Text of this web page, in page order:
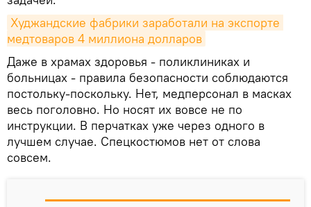
Худжандские фабрики заработали на экспорте
медтоваров 4 миллиона долларов
Даже в храмах здоровья - поликлиниках и
больницах - правила безопасности соблюдаются
постольку-поскольку. Нет, медперсонал в масках
весь поголовно. Но носят их вовсе не по
инструкции. В перчатках уже через одного в
лучшем случае. Спецкостюмов нет от слова
совсем.